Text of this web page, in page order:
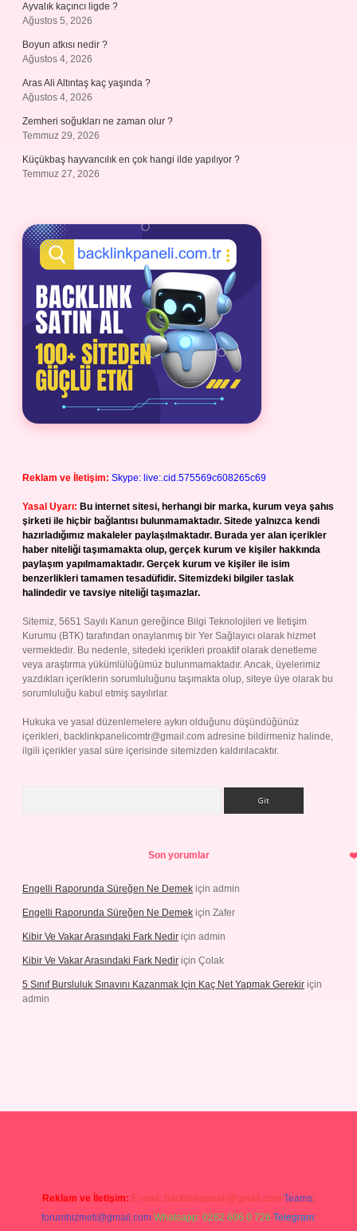
Ayvalık kaçıncı ligde ?
Ağustos 5, 2026
Boyun atkısı nedir ?
Ağustos 4, 2026
Aras Ali Altıntaş kaç yaşında ?
Ağustos 4, 2026
Zemheri soğukları ne zaman olur ?
Temmuz 29, 2026
Küçükbaş hayvancılık en çok hangi ilde yapılıyor ?
Temmuz 27, 2026
Reklam ve İletişim: Skype: live:.cid.575569c608265c69
Yasal Uyarı: Bu internet sitesi, herhangi bir marka, kurum veya şahıs
şirketi ile hiçbir bağlantısı bulunmamaktadır. Sitede yalnızca kendi
hazırladığımız makaleler paylaşılmaktadır. Burada yer alan içerikler
haber niteliği taşımamakta olup, gerçek kurum ve kişiler hakkında
paylaşım yapılmamaktadır. Gerçek kurum ve kişiler ile isim
benzerlikleri tamamen tesadüfidir. Sitemizdeki bilgiler taslak
halindedir ve tavsiye niteliği taşımazlar.
Sitemiz, 5651 Sayılı Kanun gereğince Bilgi Teknolojileri ve İletişim
Kurumu (BTK) tarafından onaylanmış bir Yer Sağlayıcı olarak hizmet
vermektedir. Bu nedenle, sitedeki içerikleri proaktif olarak denetleme
veya araştırma yükümlülüğümüz bulunmamaktadır. Ancak, üyelerimiz
yazdıkları içeriklerin sorumluluğunu taşımakta olup, siteye üye olarak bu
sorumluluğu kabul etmiş sayılırlar.
Hukuka ve yasal düzenlemelere aykırı olduğunu düşündüğünüz
içerikleri, backlinkpanelicomtr@gmail.com adresine bildirmeniz halinde,
ilgili içerikler yasal süre içerisinde sitemizden kaldırılacaktır.
Son yorumlar
Engelli Raporunda Süreğen Ne Demek için admin
Engelli Raporunda Süreğen Ne Demek için Zafer
Kibir Ve Vakar Arasındaki Fark Nedir için admin
Kibir Ve Vakar Arasındaki Fark Nedir için Çolak
5 Sınıf Bursluluk Sınavını Kazanmak Için Kaç Net Yapmak Gerekir için
admin
Reklam ve İletişim: E-mail: backlinkpaneli@gmail.com Teams:
forumhizmeti@gmail.com Whatsapp: 0262 606 0 726 Telegram: